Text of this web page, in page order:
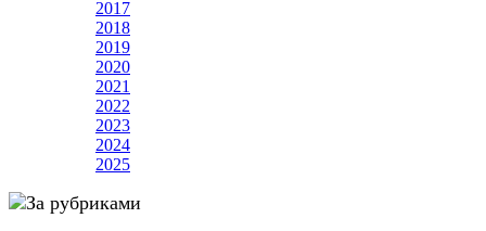
2017
2018
2019
2020
2021
2022
2023
2024
2025
За рубриками